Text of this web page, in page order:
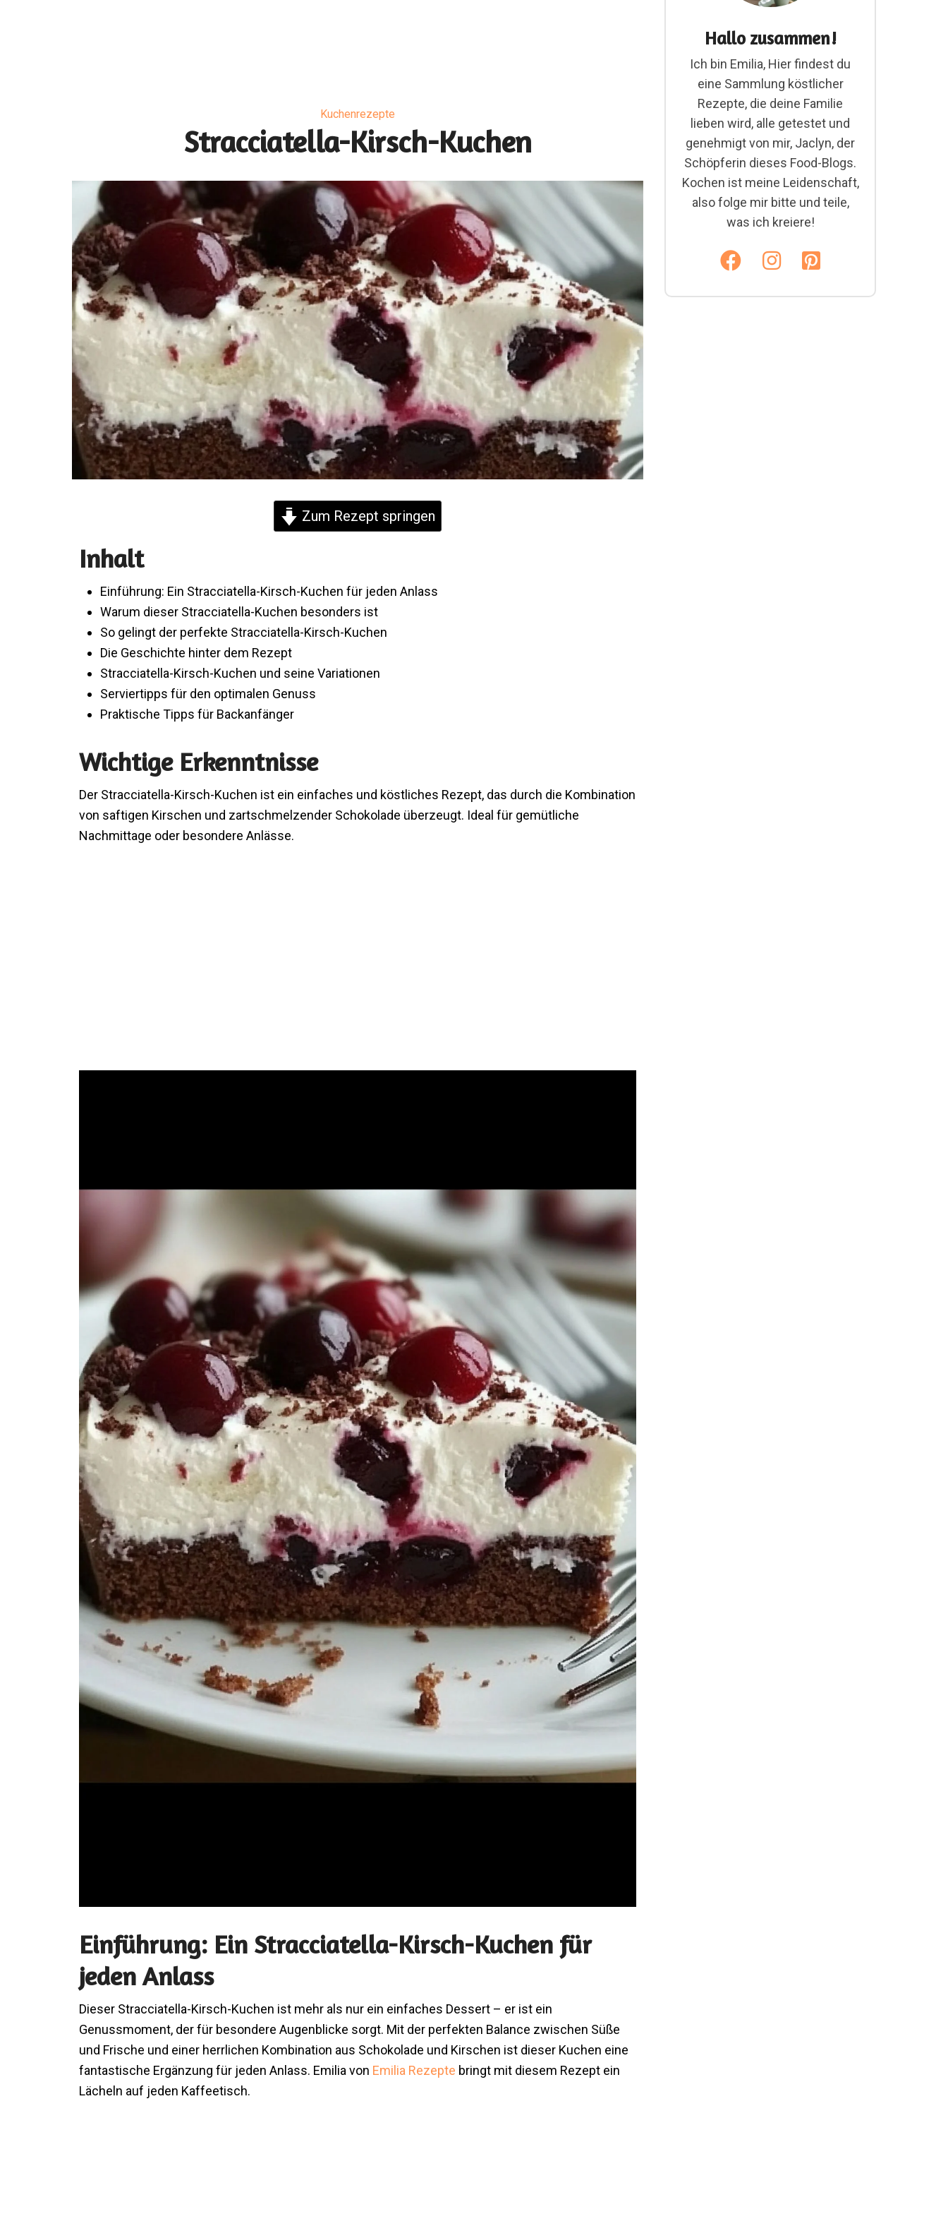
Kuchenrezepte
Stracciatella-Kirsch-Kuchen
Zum Rezept springen
Inhalt
Einführung: Ein Stracciatella-Kirsch-Kuchen für jeden Anlass
Warum dieser Stracciatella-Kuchen besonders ist
So gelingt der perfekte Stracciatella-Kirsch-Kuchen
Die Geschichte hinter dem Rezept
Stracciatella-Kirsch-Kuchen und seine Variationen
Serviertipps für den optimalen Genuss
Praktische Tipps für Backanfänger
Wichtige Erkenntnisse
Der Stracciatella-Kirsch-Kuchen ist ein einfaches und köstliches Rezept, das durch die Kombination
von saftigen Kirschen und zartschmelzender Schokolade überzeugt. Ideal für gemütliche
Nachmittage oder besondere Anlässe.
Einführung: Ein Stracciatella-Kirsch-Kuchen für
jeden Anlass
Dieser Stracciatella-Kirsch-Kuchen ist mehr als nur ein einfaches Dessert – er ist ein
Genussmoment, der für besondere Augenblicke sorgt. Mit der perfekten Balance zwischen Süße
und Frische und einer herrlichen Kombination aus Schokolade und Kirschen ist dieser Kuchen eine
fantastische Ergänzung für jeden Anlass. Emilia von Emilia Rezepte bringt mit diesem Rezept ein
Lächeln auf jeden Kaffeetisch.
Hallo zusammen!
Ich bin Emilia, Hier findest du
eine Sammlung köstlicher
Rezepte, die deine Familie
lieben wird, alle getestet und
genehmigt von mir, Jaclyn, der
Schöpferin dieses Food-Blogs.
Kochen ist meine Leidenschaft,
also folge mir bitte und teile,
was ich kreiere!